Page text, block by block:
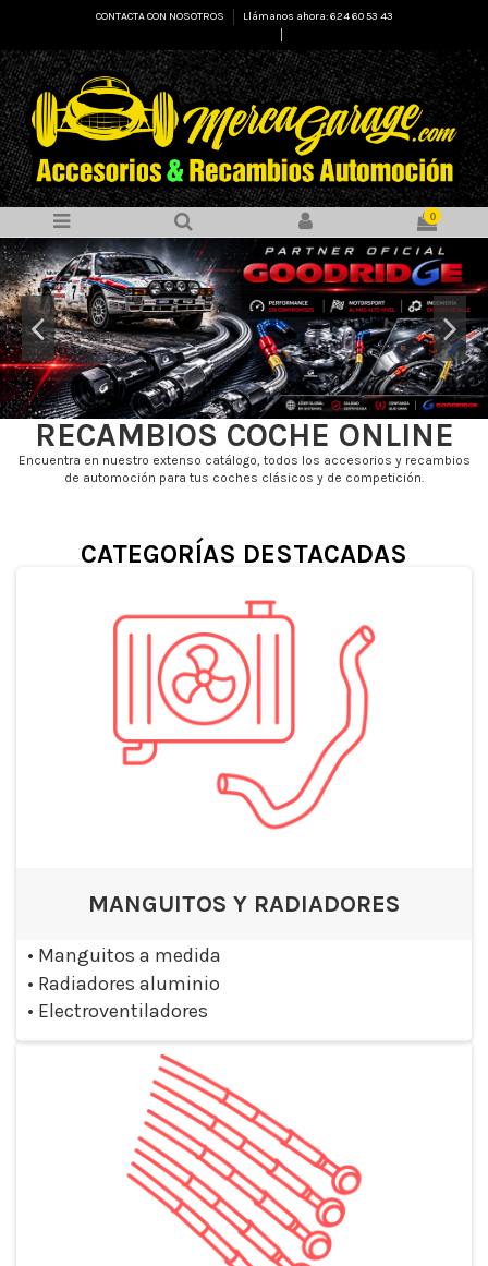
CONTACTA CON NOSOTROS
Llámanos ahora: 624 60 53 43
0
RECAMBIOS COCHE ONLINE
Encuentra en nuestro extenso catálogo, todos los accesorios y recambios
de automoción para tus coches clásicos y de competición.
CATEGORÍAS DESTACADAS
MANGUITOS Y RADIADORES
• Manguitos a medida
• Radiadores aluminio
• Electroventiladores